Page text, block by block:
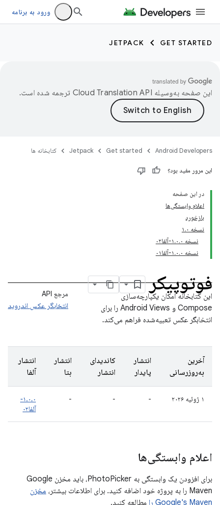
ورود به برنامه
GET STARTED
JETPACK
این صفحه به‌وسیله ترجمه شده است.
Android Developers
Get started
Jetpack کتابخانه ها
این مرور مفید بود؟
در این صفحه
اعلام وابستگی‌ها
بازخورد
نسخه ۱.۰
نسخه ۱.۰.۰-آلفا۰۲
نسخه ۱.۰.۰-آلفا۰۱
فوتوپیکر
مرجع API
انتخابگر عکس اندروید
این کتابخانه امکان یکپارچه‌سازی
Compose و Android Views را برای
انتخابگر عکس تعبیه‌شده فراهم می‌کند.
آخرین
به‌روزرسانی
انتشار
پایدار
کاندیدای
انتشار
انتشار
بتا
انتشار
آلفا
۱ ژوئیه ۲۰۲۶ -
-
-
۱.۰.۰-
آلفا۰۲
اعلام وابستگی‌ها
برای افزودن یک وابستگی به PhotoPicker، باید مخزن Google
Maven را به پروژه خود اضافه کنید. برای اطلاعات بیشتر،
مخزن
Google's Maven را
مطالعه کنید.